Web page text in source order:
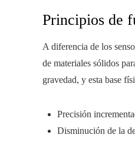
Principios de
A diferencia de los
de materiales sólidos
gravedad, y esta base
Precisión
Disminución de la